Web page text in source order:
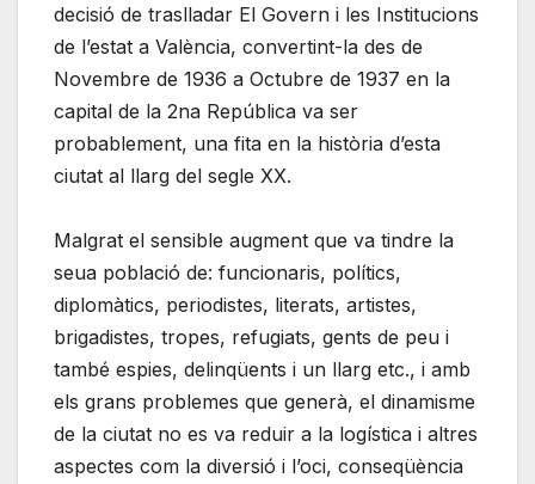
decisió de traslladar El Govern i les Institucions
de l’estat a València, convertint-la des de
Novembre de 1936 a Octubre de 1937 en la
capital de la 2na República va ser
probablement, una fita en la història d’esta
ciutat al llarg del segle XX.
Malgrat el sensible augment que va tindre la
seua població de: funcionaris, polítics,
diplomàtics, periodistes, literats, artistes,
brigadistes, tropes, refugiats, gents de peu i
també espies, delinqüents i un llarg etc., i amb
els grans problemes que generà, el dinamisme
de la ciutat no es va reduir a la logística i altres
aspectes com la diversió i l’oci, conseqüència